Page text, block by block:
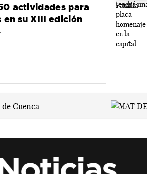
actividades para
su XIII edición